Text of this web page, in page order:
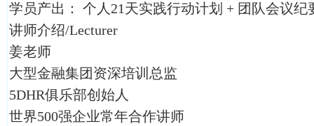
学员产出： 个人21天实践行动计划 + 团队会议纪
讲师介绍/Lecturer
姜老师
大型金融集团资深培训总监
5DHR俱乐部创始人
世界500强企业常年合作讲师